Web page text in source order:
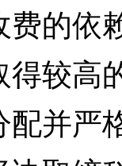
的依
较高
并严